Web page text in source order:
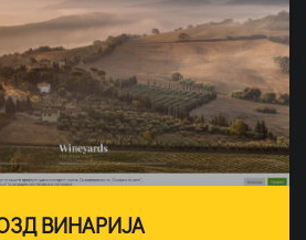
ВИНАРИЈА